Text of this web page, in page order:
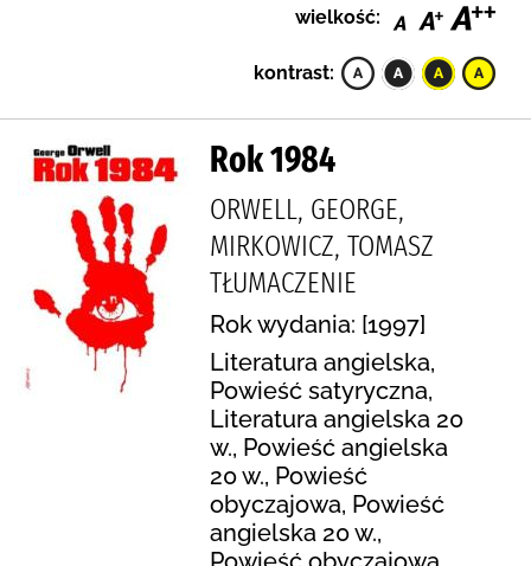
wielkość:
kontrast:
Rok 1984
ORWELL, GEORGE,
MIRKOWICZ, TOMASZ
TŁUMACZENIE
Rok wydania: [1997]
Literatura angielska,
Powieść satyryczna,
Literatura angielska 20
w., Powieść angielska
20 w., Powieść
obyczajowa, Powieść
angielska 20 w.,